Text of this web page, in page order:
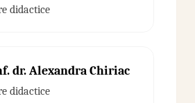
didactice
dr. Alexandra Chiriac
didactice